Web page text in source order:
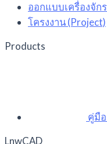
ออกแบบเครื่องจัก
โครงงาน (Project)
Products
คู่มื
LnwCAD